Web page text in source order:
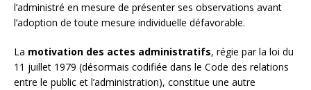
l’administré en mesure de présenter ses observations avant
l’adoption de toute mesure individuelle défavorable.
La motivation des actes administratifs, régie par la loi du
11 juillet 1979 (désormais codifiée dans le Code des relations
entre le public et l’administration), constitue une autre